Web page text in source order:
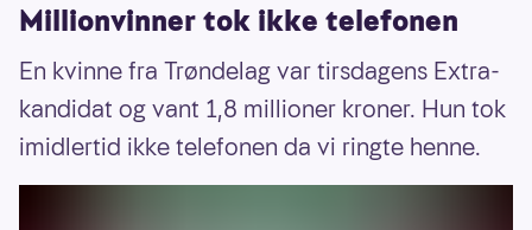
Millionvinner tok ikke telefonen
En kvinne fra Trøndelag var tirsdagens Extra-
kandidat og vant 1,8 millioner kroner. Hun tok
imidlertid ikke telefonen da vi ringte henne.